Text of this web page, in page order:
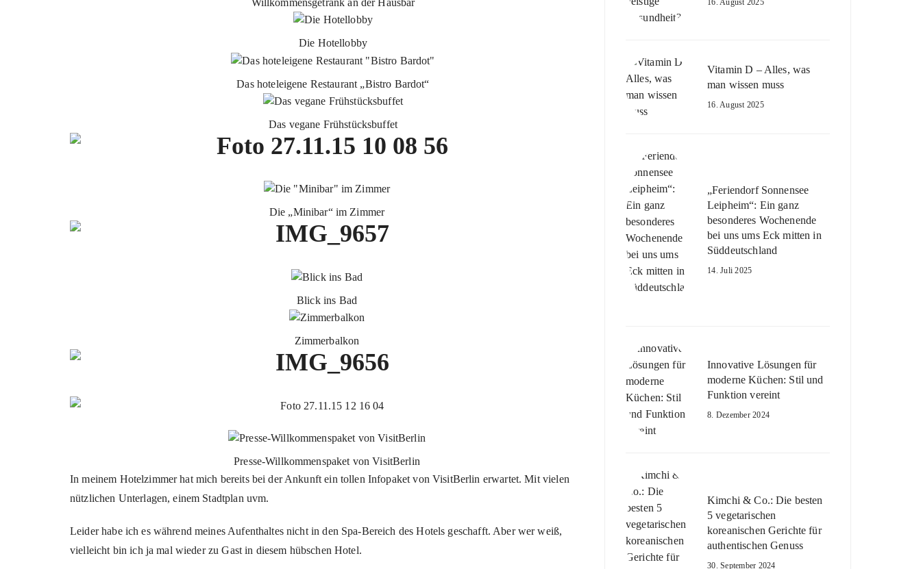
Willkommensgetränk an der Hausbar
Die Hotellobby
Das hoteleigene Restaurant „Bistro Bardot“
Das vegane Frühstücksbuffet
Die „Minibar“ im Zimmer
Blick ins Bad
Zimmerbalkon
Presse-Willkommenspaket von VisitBerlin
In meinem Hotelzimmer hat mich bereits bei der Ankunft ein tollen Infopaket von VisitBerlin erwartet. Mit vielen
nützlichen Unterlagen, einem Stadtplan uvm.
Leider habe ich es während meines Aufenthaltes nicht in den Spa-Bereich des Hotels geschafft. Aber wer weiß,
vielleicht bin ich ja mal wieder zu Gast in diesem hübschen Hotel.
Vitamin D – Alles, was
man wissen muss
16. August 2025
„Feriendorf Sonnensee
Leipheim“: Ein ganz
besonderes Wochenende
bei uns ums Eck mitten in
Süddeutschland
14. Juli 2025
Innovative Lösungen für
moderne Küchen: Stil und
Funktion vereint
8. Dezember 2024
Kimchi & Co.: Die besten
5 vegetarischen
koreanischen Gerichte für
authentischen Genuss
30. September 2024